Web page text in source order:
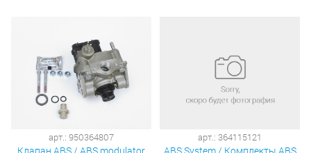
арт.: 950364807 арт.: 364115121